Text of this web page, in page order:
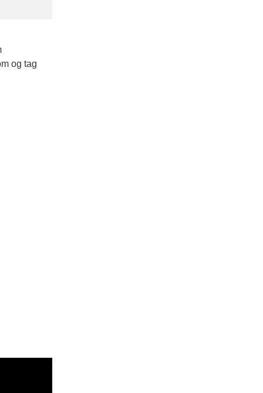
og tag